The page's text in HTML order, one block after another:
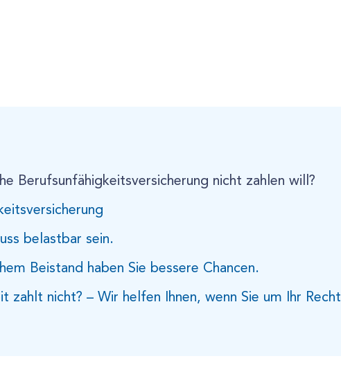
Berufsunfähigkeitsversicherung nicht zahlen will?
belastbar sein.
Beistand haben Sie bessere Chancen.
zahlt nicht? – Wir helfen Ihnen, wenn Sie um Ihr Recht